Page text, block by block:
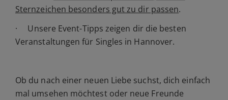
Sternzeichen besonders gut zu dir passen.
· Unsere Event-Tipps zeigen dir die besten
Veranstaltungen für Singles in Hannover.
Ob du nach einer neuen Liebe suchst, dich einfach
mal umsehen möchtest oder neue Freunde